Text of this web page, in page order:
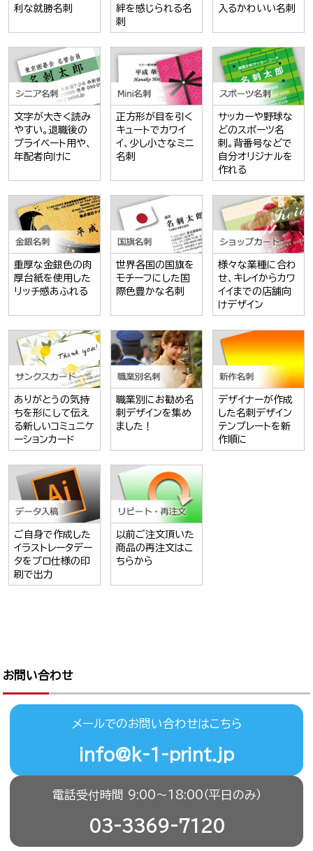
利な就勝名刺
絆を感じられる名
刺
入るかわいい名刺
文字が大きく読み
やすい。退職後の
プライベート用や、
年配者向けに
正方形が目を引く
キュートでカワイ
イ、少し小さなミニ
名刺
サッカーや野球な
どのスポーツ名
刺。背番号などで
自分オリジナルを
作れる
重厚な金銀色の肉
厚台紙を使用した
リッチ感あふれる
世界各国の国旗を
モチーフにした国
際色豊かな名刺
様々な業種に合わ
せ、キレイからカワ
イイまでの店舗向
けデザイン
ありがとうの気持
ちを形にして伝え
る新しいコミュニケ
ーションカード
職業別にお勧め名
刺デザインを集め
ました！
デザイナーが作成
した名刺デザイン
テンプレートを新
作順に
ご自身で作成した
イラストレータデー
タをプロ仕様の印
刷で出力
以前ご注文頂いた
商品の再注文はこ
ちらから
お問い合わせ
メールでのお問い合わせはこちら
info@k-1-print.jp
電話受付時間 9:00〜18:00（平日のみ）
03-3369-7120